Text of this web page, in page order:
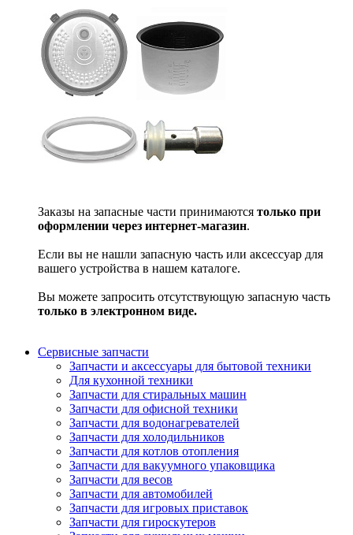
Заказы на запасные части принимаются только при
оформлении через интернет-магазин.
Если вы не нашли запасную часть или аксессуар для
вашего устройства в нашем каталоге.
Вы можете запросить отсутствующую запасную часть
только в электронном виде.
Сервисные запчасти
Запчасти и аксессуары для бытовой техники
Для кухонной техники
Запчасти для стиральных машин
Запчасти для офисной техники
Запчасти для водонагревателей
Запчасти для холодильников
Запчасти для котлов отопления
Запчасти для вакуумного упаковщика
Запчасти для весов
Запчасти для автомобилей
Запчасти для игровых приставок
Запчасти для гироскутеров